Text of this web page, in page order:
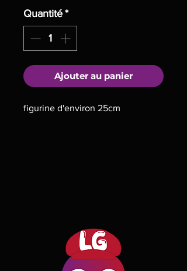
Quantité *
Ajouter au panier
figurine d'environ 25cm